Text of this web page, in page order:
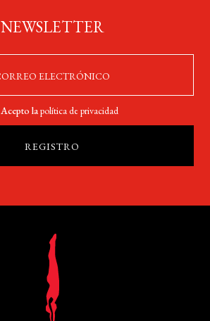
NEWSLETTER
Acepto lapolítica de privacidad